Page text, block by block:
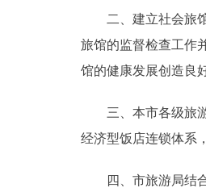
ESPAÑOL
二、建立社会旅馆
旅馆的监督检查工作
馆的健康发展创造良
三、本市各级旅游
经济型饭店连锁体系
四、市旅游局结合